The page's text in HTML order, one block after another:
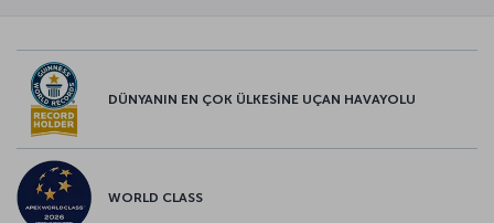
DÜNYANIN EN ÇOK ÜLKESİNE UÇAN HAVAYOLU
WORLD CLASS